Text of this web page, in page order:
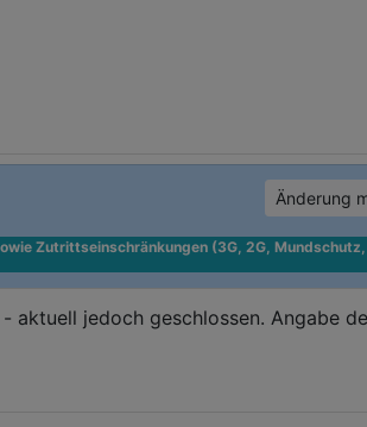
Änderung
Zutrittseinschränkungen (3G, 2G,
aktuell jedoch geschlossen. Angabe